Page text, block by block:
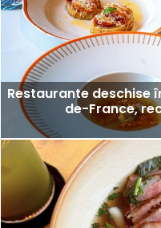
Restaurante deschise
de-France,